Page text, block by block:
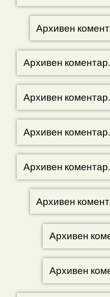
Архивен
Архивен коментар.
Архивен коментар.
Архивен коментар.
Архивен коментар.
Архивен
Архивен
Архивен